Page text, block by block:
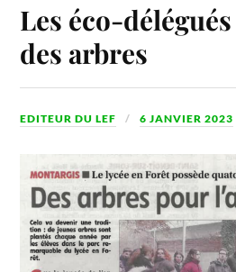
Les éco-
des arbres
EDITEUR DU LEF 6 JANVIER 2023